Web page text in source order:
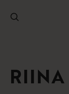
sisältöön
RIINA